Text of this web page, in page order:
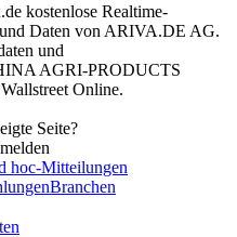
kostenlose Realtime-
Daten von ARIVA.DE AG.
und
AGRI-PRODUCTS
Wallstreet Online.
Seite?
hoc-Mitteilungen
Branchen